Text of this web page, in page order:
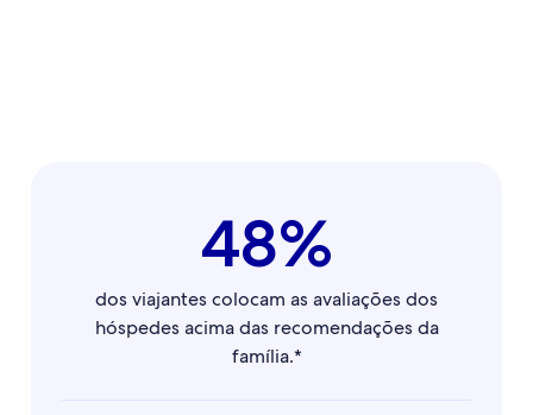
48%
dos viajantes colocam as avaliações dos
hóspedes acima das recomendações da
família.*